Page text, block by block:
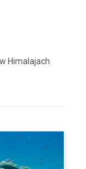
Himalajach